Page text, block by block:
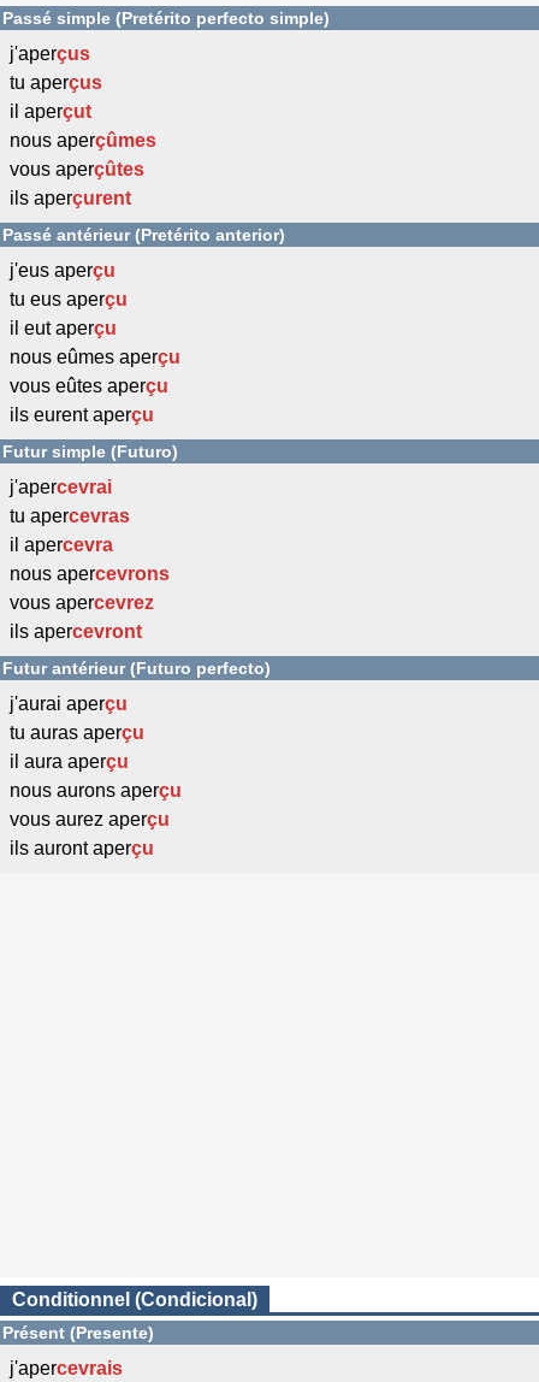
Passé simple (Pretérito perfecto simple)
j'aperçus
tu aperçus
il aperçut
nous aperçûmes
vous aperçûtes
ils aperçurent
Passé antérieur (Pretérito anterior)
j'eus aperçu
tu eus aperçu
il eut aperçu
nous eûmes aperçu
vous eûtes aperçu
ils eurent aperçu
Futur simple (Futuro)
j'apercevrai
tu apercevras
il apercevra
nous apercevrons
vous apercevrez
ils apercevront
Futur antérieur (Futuro perfecto)
j'aurai aperçu
tu auras aperçu
il aura aperçu
nous aurons aperçu
vous aurez aperçu
ils auront aperçu
Conditionnel (Condicional)
Présent (Presente)
j'apercevrais